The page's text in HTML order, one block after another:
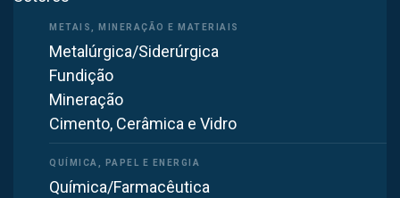
Metalúrgica/Siderúrgica
Fundição
Mineração
Cimento, Cerâmica e Vidro
Química/Farmacêutica
SELETOR BRASFAIBER · FERRAMENTA